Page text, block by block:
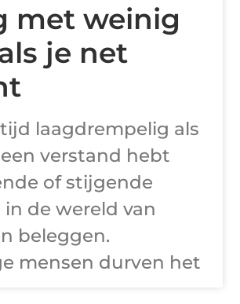
met weinig
je net
laagdrempelig als
verstand hebt
of stijgende
de wereld van
beleggen.
mensen durven het